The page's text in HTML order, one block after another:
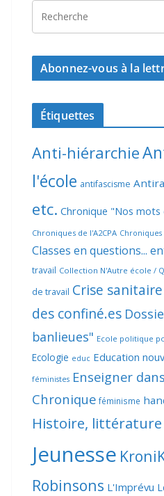
Abonnez-vous à la
Étiquettes
Anti-hiérarchie
l'école antifascisme
etc. Chronique "Nos mots
Chroniques de l'A2CPA
Classes en questions...
travail Collection N'Autre école /
de travail Crise
des confiné.es
banlieues" Ecole politique
Ecologie educ Education
féministes Enseigner
Chronique féminisme
Histoire, littérature
Jeunesse
Robinsons L'Imprévu